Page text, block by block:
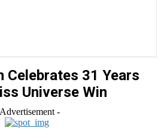
Celebrates 31 Years
Universe Win
-